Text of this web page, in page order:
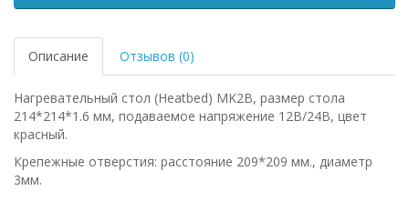
Описание Отзывов (0)
Нагревательный стол (Heatbed) MK2B, размер стола
214*214*1.6 мм, подаваемое напряжение 12В/24В, цвет
красный.
Крепежные отверстия: расстояние 209*209 мм., диаметр
3мм.